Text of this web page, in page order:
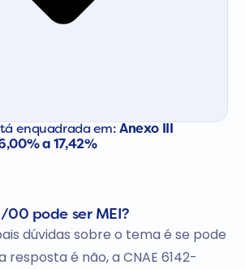
enquadrada em:Anexo III
a 17,42%
00 pode ser MEI?
dúvidas sobre o tema é se pode
resposta é não, a CNAE 6142-